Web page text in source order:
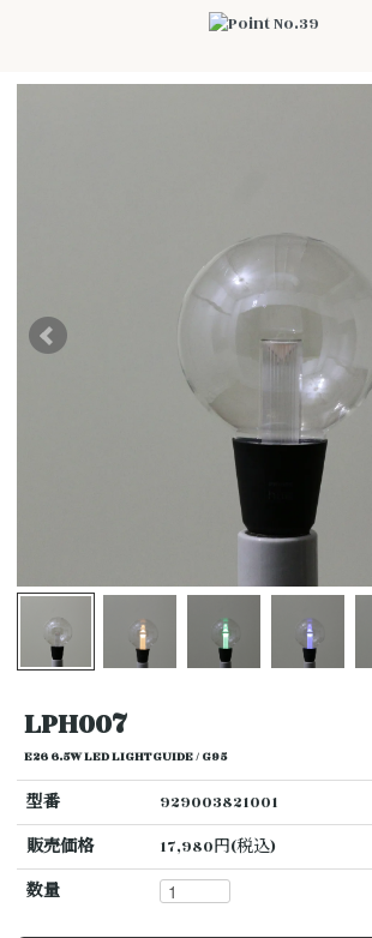
LPH007
E26 6.5W LED LIGHTGUIDE / G95
型番
929003821001
販売価格
17,980円(税込)
数量